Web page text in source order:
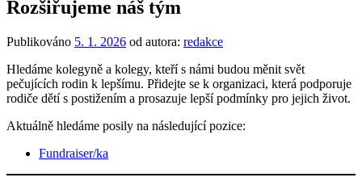
Rozšiřujeme náš tým
Publikováno 5. 1. 2026 od autora: redakce
Hledáme kolegyně a kolegy, kteří s námi budou měnit svět
pečujících rodin k lepšímu. Přidejte se k organizaci, která podporuje
rodiče dětí s postižením a prosazuje lepší podmínky pro jejich život.
Aktuálně hledáme posily na následující pozice:
Fundraiser/ka